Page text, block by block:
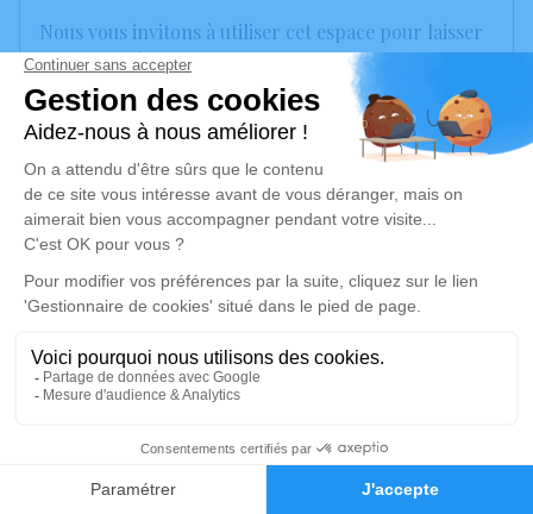
Faire-part Hommages
Nous vous invitons à utiliser cet espace pour laisser
vos condoléances, partager des photos souvenirs,
une anecdote ou exprimer vos pensées à travers des
poèmes ou des textes. Cet endroit est un lieu
d'expression dédié à honorer la mémoire de Jean
CORAL.
Un service de plantation d’arbre hommage est
disponible ici
Déroulé des obsèques
Cérémonie religieuse